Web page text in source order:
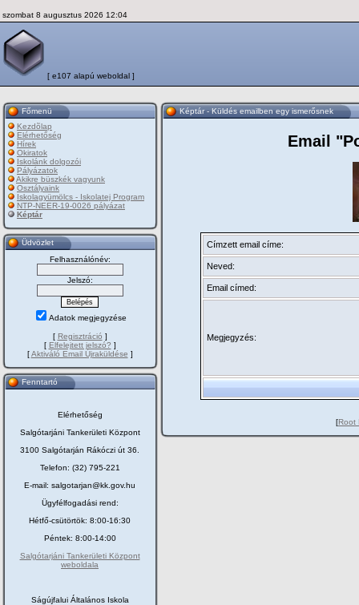
szombat 8 augusztus 2026 12:04
[ e107 alapú weboldal ]
Főmenü
Kezdõlap
Elérhetőség
Hírek
Okiratok
Iskolánk dolgozói
Pályázatok
Akikre büszkék vagyunk
Osztályaink
Iskolagyümölcs - Iskolatej Program
NTP-NEER-19-0026 pályázat
Képtár
Üdvözlet
Felhasználónév:
Jelszó:
Adatok megjegyzése
[ Regisztráció ]
[ Elfelejtett jelszó? ]
[Aktiváló Email Újraküldése ]
Fenntartó
Elérhetőség
Salgótarjáni Tankerületi Központ
3100 Salgótarján Rákóczi út 36.
Telefon: (32) 795-221
E-mail: salgotarjan@kk.gov.hu
Ügyfélfogadási rend:
Hétfő-csütörtök: 8:00-16:30
Péntek: 8:00-14:00
Salgótarjáni Tankerületi Központ
weboldala
Ságújfalui Általános Iskola
Képtár - Küldés emailben egy ismerősnek
Email
Címzett email címe:
Neved:
Email címed:
Megjegyzés:
[Root